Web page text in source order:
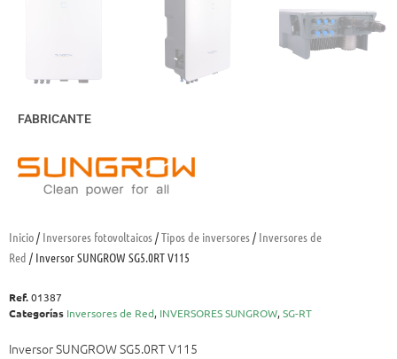
Inicio/ Inversores fotovoltaicos/Tipos de inversores/ Inversores de
Red / Inversor SUNGROW SG5.0RT V115
Ref.01387
Categorías Inversores de Red, INVERSORES SUNGROW,SG-RT
Inversor SUNGROW SG5.0RT V115
FABRICANTE